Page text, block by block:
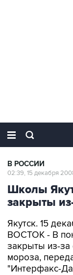
В РОССИИ
02:39, 15 декабря
Школы
закрыты
Якутск. 15
ВОСТОК - В
закрыты из-за
мороза,
"Интерфакс-